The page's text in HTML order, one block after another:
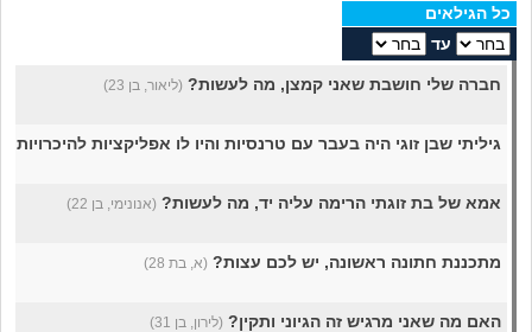
חיות מחמד
יוקר המחיה
גאווה
כל הגילאים
עד
חברה שלי חושבת שאני קמצן, מה לעשות? (ליאור, בן 23)
גיליתי שבן זוגי היה בעבר עם טרנסיות והיו לו אפליקציות להיכרויות
אמא של בת זוגתי הרימה עליה יד, מה לעשות? (אנונימי, בן 22)
מתכננת חתונה ראשונה, יש לכם עצות? (א, בת 28)
האם מה שאני מרגיש זה הגיוני ותקין? (לירון, בן 31)